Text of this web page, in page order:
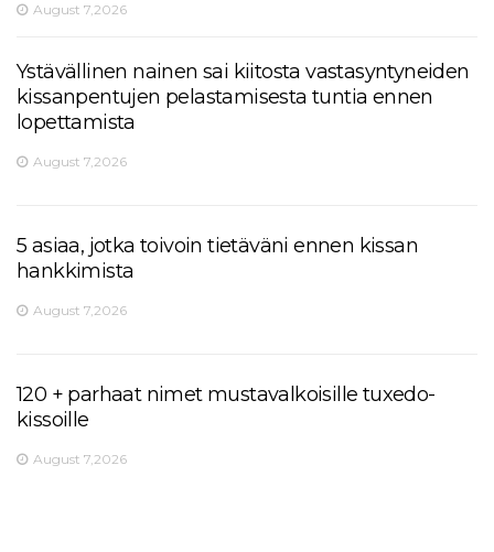
August 7,2026
Ystävällinen nainen sai kiitosta vastasyntyneiden
kissanpentujen pelastamisesta tuntia ennen
lopettamista
August 7,2026
5 asiaa, jotka toivoin tietäväni ennen kissan
hankkimista
August 7,2026
120 + parhaat nimet mustavalkoisille tuxedo-
kissoille
August 7,2026